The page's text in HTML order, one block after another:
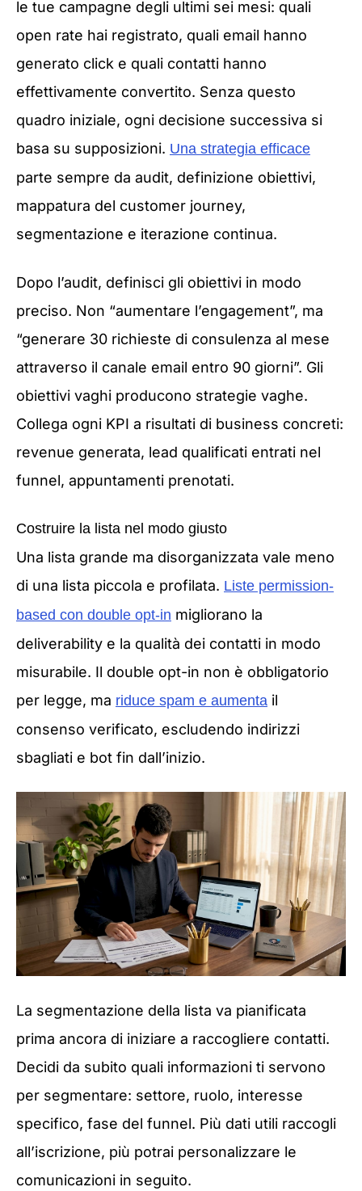
le tue campagne degli ultimi sei mesi: quali
open rate hai registrato, quali email hanno
generato click e quali contatti hanno
effettivamente convertito. Senza questo
quadro iniziale, ogni decisione successiva si
basa su supposizioni. Una strategia efficace
parte sempre da audit, definizione obiettivi,
mappatura del customer journey,
segmentazione e iterazione continua.
Dopo l’audit, definisci gli obiettivi in modo
preciso. Non “aumentare l’engagement”, ma
“generare 30 richieste di consulenza al mese
attraverso il canale email entro 90 giorni”. Gli
obiettivi vaghi producono strategie vaghe.
Collega ogni KPI a risultati di business concreti:
revenue generata, lead qualificati entrati nel
funnel, appuntamenti prenotati.
Costruire la lista nel modo giusto
Una lista grande ma disorganizzata vale meno
di una lista piccola e profilata. Liste permission-
based con double opt-in migliorano la
deliverability e la qualità dei contatti in modo
misurabile. Il double opt-in non è obbligatorio
per legge, ma riduce spam e aumenta il
consenso verificato, escludendo indirizzi
sbagliati e bot fin dall’inizio.
La segmentazione della lista va pianificata
prima ancora di iniziare a raccogliere contatti.
Decidi da subito quali informazioni ti servono
per segmentare: settore, ruolo, interesse
specifico, fase del funnel. Più dati utili raccogli
all’iscrizione, più potrai personalizzare le
comunicazioni in seguito.